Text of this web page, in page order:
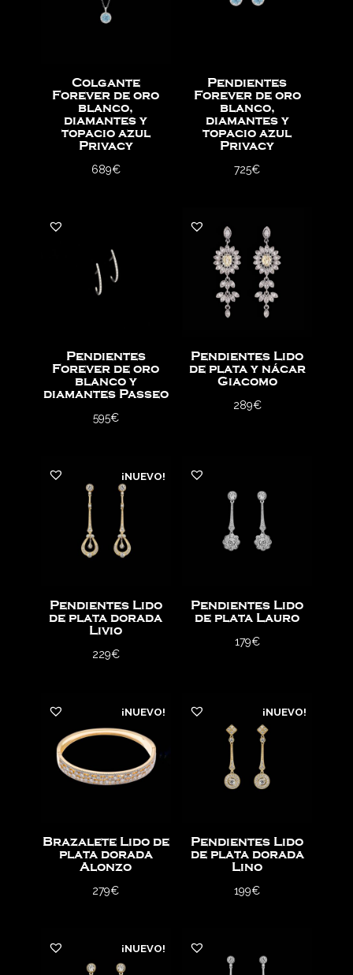
Colgante
Forever de oro
blanco,
diamantes y
topacio azul
Privacy
689€
Pendientes
Forever de oro
blanco,
diamantes y
topacio azul
Privacy
725€
Pendientes
Forever de oro
blanco y
diamantes Passeo
595€
Pendientes Lido
de plata y nácar
Giacomo
289€
¡NUEVO!
Pendientes Lido
de plata dorada
Livio
229€
Pendientes Lido
de plata Lauro
179€
¡NUEVO!
Brazalete Lido de
plata dorada
Alonzo
279€
¡NUEVO!
Pendientes Lido
de plata dorada
Lino
199€
¡NUEVO!